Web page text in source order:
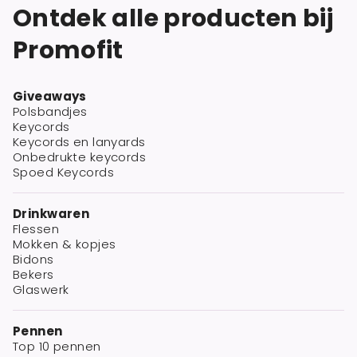
Ontdek alle producten bij
Promofit
Giveaways
Polsbandjes
Keycords
Keycords en lanyards
Onbedrukte keycords
Spoed Keycords
Drinkwaren
Flessen
Mokken & kopjes
Bidons
Bekers
Glaswerk
Pennen
Top 10 pennen